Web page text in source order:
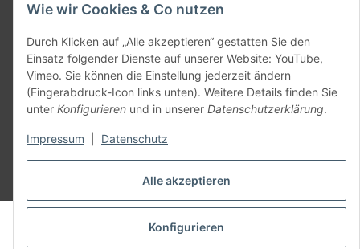
Alle akzeptieren
Konfigurieren
Wie wir Cookies & Co nutzen
Durch Klicken auf „Alle akzeptieren“ gestatten Sie den
Einsatz folgender Dienste auf unserer Website: YouTube,
Vimeo. Sie können die Einstellung jederzeit ändern
(Fingerabdruck-Icon links unten). Weitere Details finden Sie
unter Konfigurieren und in unserer Datenschutzerklärung.
Impressum Datenschutz
Teil unseres Netzwerks:
SmoliTec - Safety. Simplified. Worldwide. ( B2B Shop )
Vertrag widerrufen
* Alle Preise inkl. gesetzlicher USt., zzgl.Versand
© voltmaster.de
Powered byJTL-Shop